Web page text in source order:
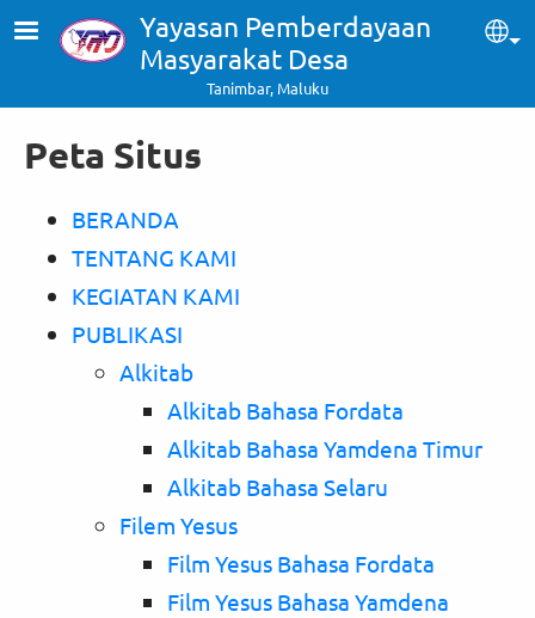
Skip to main contentYayasan Pemberdayaan
Masyarakat Desa
Tanimbar, Maluku
Peta Situs
BERANDA
TENTANG KAMI
KEGIATAN KAMI
PUBLIKASI
Alkitab
Alkitab Bahasa Fordata
Alkitab Bahasa Yamdena Timur
Alkitab Bahasa Selaru
Filem Yesus
Film Yesus Bahasa Fordata
Film Yesus Bahasa Yamdena